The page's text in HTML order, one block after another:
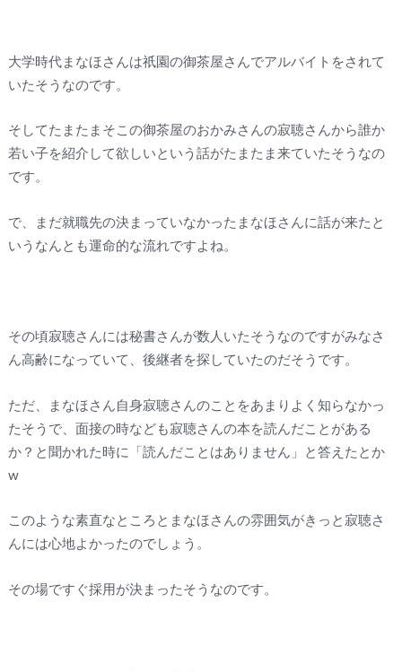
大学時代まなほさんは祇園の御茶屋さんでアルバイトをされて
いたそうなのです。
そしてたまたまそこの御茶屋のおかみさんの寂聴さんから誰か
若い子を紹介して欲しいという話がたまたま来ていたそうなの
です。
で、まだ就職先の決まっていなかったまなほさんに話が来たと
いうなんとも運命的な流れですよね。
その頃寂聴さんには秘書さんが数人いたそうなのですがみなさ
ん高齢になっていて、後継者を探していたのだそうです。
ただ、まなほさん自身寂聴さんのことをあまりよく知らなかっ
たそうで、面接の時なども寂聴さんの本を読んだことがある
か？と聞かれた時に「読んだことはありません」と答えたとか
w
このような素直なところとまなほさんの雰囲気がきっと寂聴さ
んには心地よかったのでしょう。
その場ですぐ採用が決まったそうなのです。